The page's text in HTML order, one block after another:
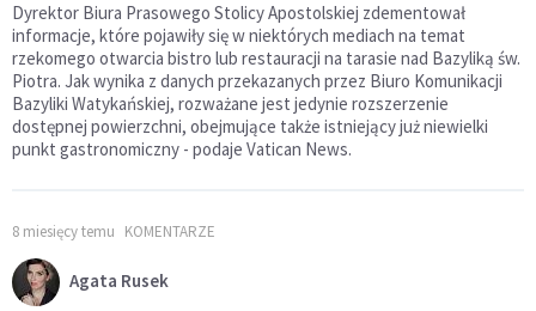
Dyrektor Biura Prasowego Stolicy Apostolskiej zdementował
informacje, które pojawiły się w niektórych mediach na temat
rzekomego otwarcia bistro lub restauracji na tarasie nad Bazyliką św.
Piotra. Jak wynika z danych przekazanych przez Biuro Komunikacji
Bazyliki Watykańskiej, rozważane jest jedynie rozszerzenie
dostępnej powierzchni, obejmujące także istniejący już niewielki
punkt gastronomiczny - podaje Vatican News.
8 miesięcy temu KOMENTARZE
Agata Rusek